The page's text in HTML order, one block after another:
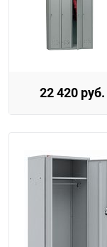
22 420 руб.